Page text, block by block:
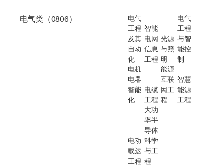
电气类（0806）
电气
工程
及其
自动
化
智能
电网
信息
工程
光源
与照
明
电气
工程
与智
能控
制
电机
电器
智能
化
电缆
工程
能源
互联
网工
程
智慧
能源
工程
电动
载运
工程
大功
率半
导体
科学
与工
程